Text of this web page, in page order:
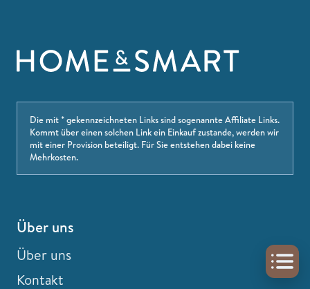
Die mit * gekennzeichneten Links sind sogenannte Affiliate Links.
Kommt über einen solchen Link ein Einkauf zustande, werden wir
mit einer Provision beteiligt. Für Sie entstehen dabei keine
Mehrkosten.
Über uns
Über uns
Kontakt